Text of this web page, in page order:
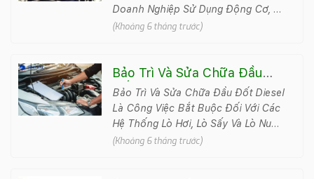
Doanh Nghiệp Sử Dụng Động Cơ, Lò
Đốt Và Thiết Bị Công Nghiệp Chạy
(Khoảng 6 tháng trước)
Bảo Trì Và Sửa Chữa Đầu
Đốt Diesel Đúng Kỹ Thuật,
An Toàn Và Tiết Kiệm
Bảo Trì Và Sửa Chữa Đầu Đốt Diesel
Là Công Việc Bắt Buộc Đối Với Các
Hệ Thống Lò Hơi, Lò Sấy Và Lò Nung
Công Nghiệp Sử Dụng Nhiên Liệu
(Khoảng 6 tháng trước)